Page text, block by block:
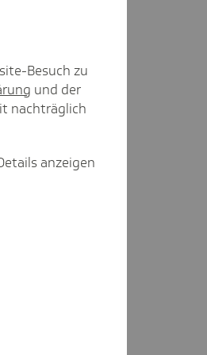
Besuch zu
und der
nachträglich
anzeigen